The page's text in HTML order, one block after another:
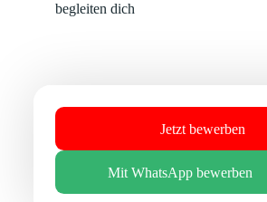
begleiten dich
Jetzt bewerben
Mit WhatsApp bewerben